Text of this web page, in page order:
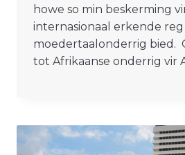
howe so min beskerming
internasionaal erkende
moedertaalonderrig bied.
tot Afrikaanse onderrig vir